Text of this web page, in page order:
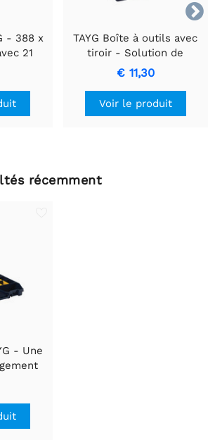

- 388 x
21
TAYG Boîte à outils avec
tiroir - Solution de
rangement compacte et
durable
€ 11,30
Voir le produit
récemment
- Une